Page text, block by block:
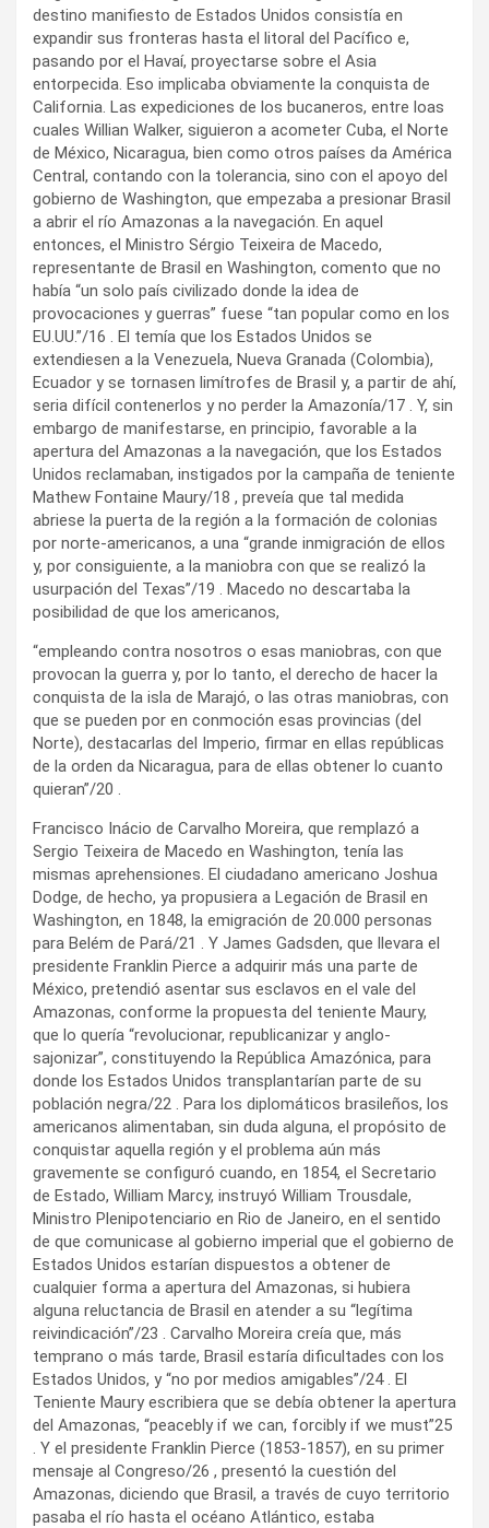
destino manifiesto de Estados Unidos consistía en
expandir sus fronteras hasta el litoral del Pacífico e,
pasando por el Havaí, proyectarse sobre el Asia
entorpecida. Eso implicaba obviamente la conquista de
California. Las expediciones de los bucaneros, entre loas
cuales Willian Walker, siguieron a acometer Cuba, el Norte
de México, Nicaragua, bien como otros países da América
Central, contando con la tolerancia, sino con el apoyo del
gobierno de Washington, que empezaba a presionar Brasil
a abrir el río Amazonas a la navegación. En aquel
entonces, el Ministro Sérgio Teixeira de Macedo,
representante de Brasil en Washington, comento que no
había “un solo país civilizado donde la idea de
provocaciones y guerras” fuese “tan popular como en los
EU.UU.”/16 . El temía que los Estados Unidos se
extendiesen a la Venezuela, Nueva Granada (Colombia),
Ecuador y se tornasen limítrofes de Brasil y, a partir de ahí,
seria difícil contenerlos y no perder la Amazonía/17 . Y, sin
embargo de manifestarse, en principio, favorable a la
apertura del Amazonas a la navegación, que los Estados
Unidos reclamaban, instigados por la campaña de teniente
Mathew Fontaine Maury/18 , preveía que tal medida
abriese la puerta de la región a la formación de colonias
por norte-americanos, a una “grande inmigración de ellos
y, por consiguiente, a la maniobra con que se realizó la
usurpación del Texas”/19 . Macedo no descartaba la
posibilidad de que los americanos,
“empleando contra nosotros o esas maniobras, con que
provocan la guerra y, por lo tanto, el derecho de hacer la
conquista de la isla de Marajó, o las otras maniobras, con
que se pueden por en conmoción esas provincias (del
Norte), destacarlas del Imperio, firmar en ellas repúblicas
de la orden da Nicaragua, para de ellas obtener lo cuanto
quieran”/20 .
Francisco Inácio de Carvalho Moreira, que remplazó a
Sergio Teixeira de Macedo en Washington, tenía las
mismas aprehensiones. El ciudadano americano Joshua
Dodge, de hecho, ya propusiera a Legación de Brasil en
Washington, en 1848, la emigración de 20.000 personas
para Belém de Pará/21 . Y James Gadsden, que llevara el
presidente Franklin Pierce a adquirir más una parte de
México, pretendió asentar sus esclavos en el vale del
Amazonas, conforme la propuesta del teniente Maury,
que lo quería “revolucionar, republicanizar y anglo-
sajonizar”, constituyendo la República Amazónica, para
donde los Estados Unidos transplantarían parte de su
población negra/22 . Para los diplomáticos brasileños, los
americanos alimentaban, sin duda alguna, el propósito de
conquistar aquella región y el problema aún más
gravemente se configuró cuando, en 1854, el Secretario
de Estado, William Marcy, instruyó William Trousdale,
Ministro Plenipotenciario en Rio de Janeiro, en el sentido
de que comunicase al gobierno imperial que el gobierno de
Estados Unidos estarían dispuestos a obtener de
cualquier forma a apertura del Amazonas, si hubiera
alguna reluctancia de Brasil en atender a su “legítima
reivindicación”/23 . Carvalho Moreira creía que, más
temprano o más tarde, Brasil estaría dificultades con los
Estados Unidos, y “no por medios amigables”/24 . El
Teniente Maury escribiera que se debía obtener la apertura
del Amazonas, “peacebly if we can, forcibly if we must”25
. Y el presidente Franklin Pierce (1853-1857), en su primer
mensaje al Congreso/26 , presentó la cuestión del
Amazonas, diciendo que Brasil, a través de cuyo territorio
pasaba el río hasta el océano Atlántico, estaba